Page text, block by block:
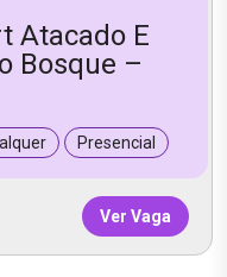
Atacado E
Bosque –
Presencial
Ver Vaga